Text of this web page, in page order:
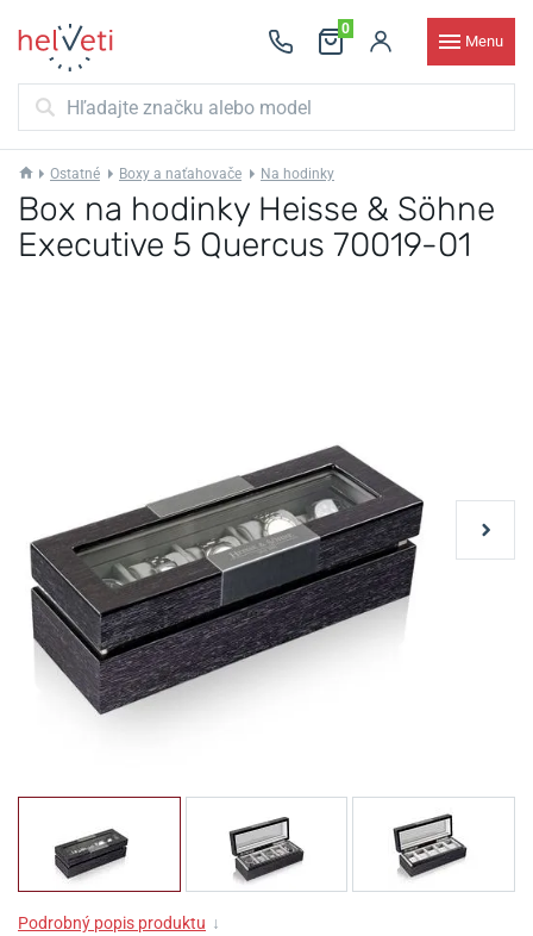
0
Menu
Ostatné Boxy a naťahovače Na hodinky
Box na hodinky Heisse & Söhne
Executive 5 Quercus 70019-01
Podrobný popis produktu ↓